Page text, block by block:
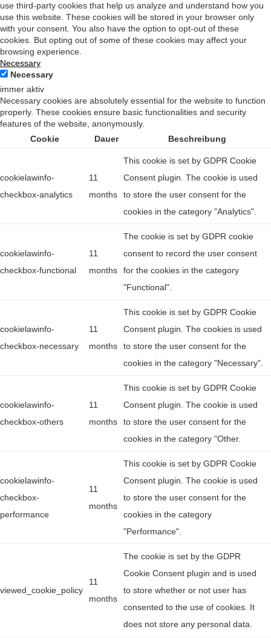
use third-party cookies that help us analyze and understand how you
use this website. These cookies will be stored in your browser only
with your consent. You also have the option to opt-out of these
cookies. But opting out of some of these cookies may affect your
browsing experience.
Necessary
Necessary
immer aktiv
Necessary cookies are absolutely essential for the website to function
properly. These cookies ensure basic functionalities and security
features of the website, anonymously.
Cookie
Dauer Beschreibung
cookielawinfo-
checkbox-analytics
11
months
This cookie is set by GDPR Cookie
Consent plugin. The cookie is used
to store the user consent for the
cookies in the category "Analytics".
cookielawinfo-
checkbox-functional
11
months
The cookie is set by GDPR cookie
consent to record the user consent
for the cookies in the category
"Functional".
cookielawinfo-
checkbox-necessary
11
months
This cookie is set by GDPR Cookie
Consent plugin. The cookies is used
to store the user consent for the
cookies in the category "Necessary".
cookielawinfo-
checkbox-others
11
months
This cookie is set by GDPR Cookie
Consent plugin. The cookie is used
to store the user consent for the
cookies in the category "Other.
cookielawinfo-
checkbox-
performance
11
months
This cookie is set by GDPR Cookie
Consent plugin. The cookie is used
to store the user consent for the
cookies in the category
"Performance".
viewed_cookie_policy
11
months
The cookie is set by the GDPR
Cookie Consent plugin and is used
to store whether or not user has
consented to the use of cookies. It
does not store any personal data.